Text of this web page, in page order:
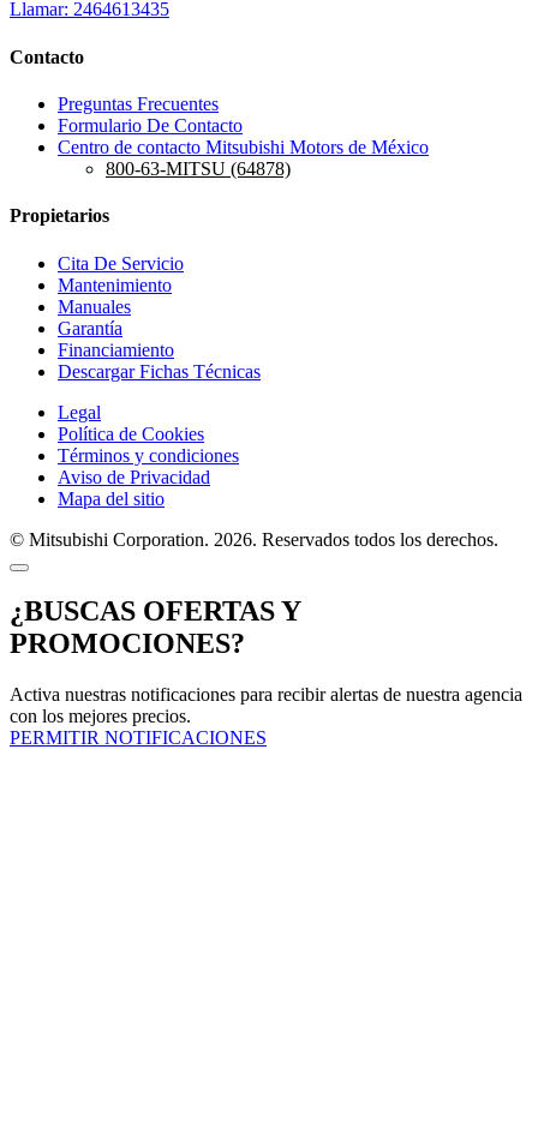
Llamar: 2464613435
Contacto
Preguntas Frecuentes
Formulario De Contacto
Centro de contacto Mitsubishi Motors de México
800-63-MITSU (64878)
Propietarios
Cita De Servicio
Mantenimiento
Manuales
Garantía
Financiamiento
Descargar Fichas Técnicas
Legal
Política de Cookies
Términos y condiciones
Aviso de Privacidad
Mapa del sitio
© Mitsubishi Corporation. 2026. Reservados todos los derechos.
¿BUSCAS OFERTAS Y
PROMOCIONES?
Activa nuestras notificaciones para recibir alertas de nuestra agencia
con los mejores precios.
PERMITIR NOTIFICACIONES